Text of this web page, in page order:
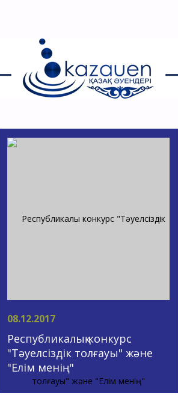
08.12.2017
Республикалық конкурс
"Тәуелсіздік толғауы" және
"Елім менің"